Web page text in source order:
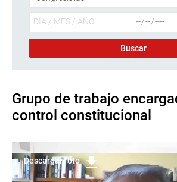
Grupo de trabajo
control constitucional
Descargar foto